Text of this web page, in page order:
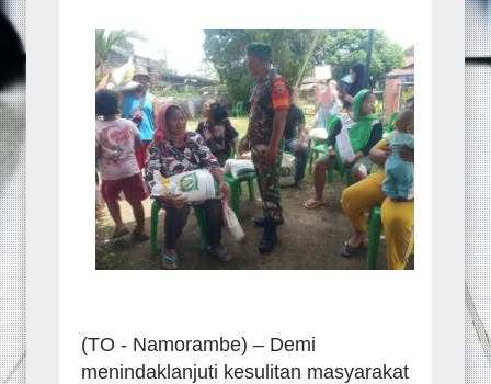
(TO - Namorambe) – Demi
menindaklanjuti kesulitan masyarakat